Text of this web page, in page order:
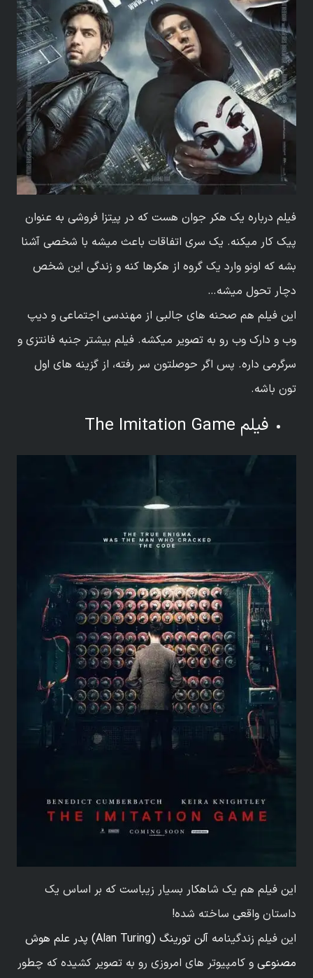
فیلم درباره یک هکر جوان هست که در پیتزا فروشی به عنوان
پیک کار میکنه. یک سری اتفاقات باعث میشه با شخصی آشنا
بشه که اونو وارد یک گروه از هکرها کنه و زندگی این شخص
دچار تحول میشه…
این فیلم هم صحنه های جالبی از مهندسی اجتماعی و دیپ
وب و دارک وب رو به تصویر میکشه. فیلم بیشتر جنبه فانتزی و
سرگرمی داره. پس اگر حوصلتون سر رفته، از گزینه های اول
تون باشه.
فیلم The Imitation Game
این فیلم هم یک شاهکار بسیار زیباست که بر اساس یک
داستان واقعی ساخته شده!
این فیلم زندگینامه
آلن تورینگ (Alan Turing) پدر علم هوش
مصنوعی و کامپیوتر های امروزی رو به تصویر کشیده که چطور